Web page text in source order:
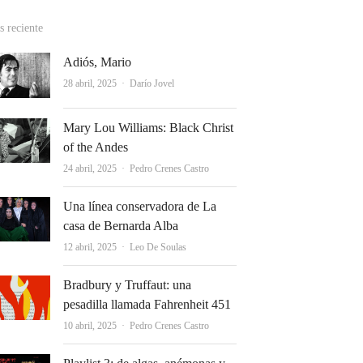
reciente
Adiós, Mario
28 abril, 2025 Autor
Darío Jovel
Mary Lou Williams: Black Christ
of the Andes
24 abril, 2025 Autor
Pedro Crenes Castro
Una línea conservadora de La
casa de Bernarda Alba
12 abril, 2025 Autor
Leo De Soulas
Bradbury y Truffaut: una
pesadilla llamada Fahrenheit 451
10 abril, 2025 Autor
Pedro Crenes Castro